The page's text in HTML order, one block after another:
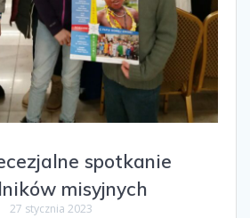
spotkanie
misyjnych
27 stycznia 2023